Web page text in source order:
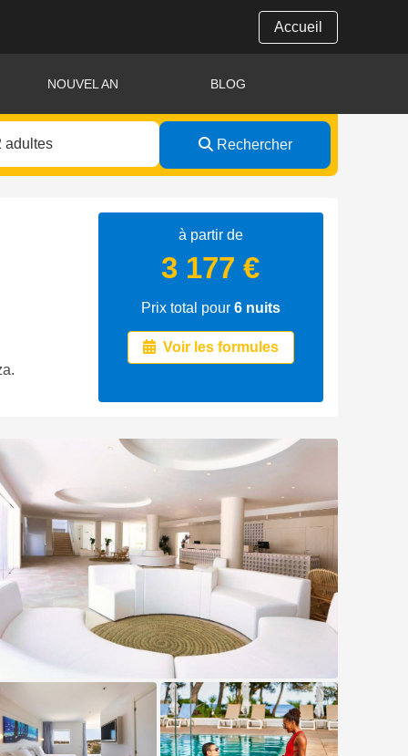
Accueil
NOUVEL AN BLOG
Rechercher
à partir de
3 177 €
Prix total pour 6nuits
Voir les formules